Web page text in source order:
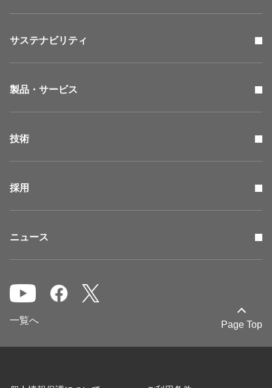
サステナビリティ
製品・サービス
技術
採用
ニュース
Page Top
一覧へ